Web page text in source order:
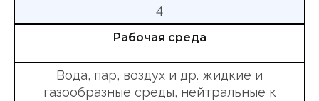
4
Рабочая среда
Вода, пар, воздух и др. жидкие и
газообразные среды, нейтральные к